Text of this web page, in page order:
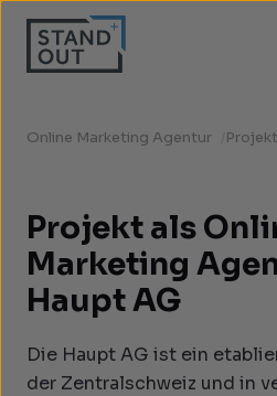
Online Marketing Agentur
Projekt als
Marketing
Haupt AG
Die Haupt AG ist ein
der Zentralschweiz und in